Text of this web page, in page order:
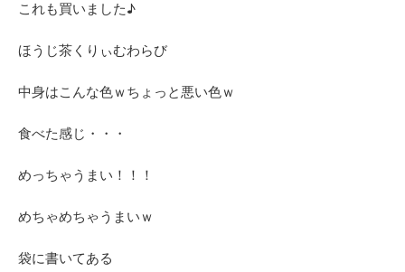
これも買いました♪
ほうじ茶くりぃむわらび
中身はこんな色ｗちょっと悪い色ｗ
食べた感じ・・・
めっちゃうまい！！！
めちゃめちゃうまいｗ
袋に書いてある